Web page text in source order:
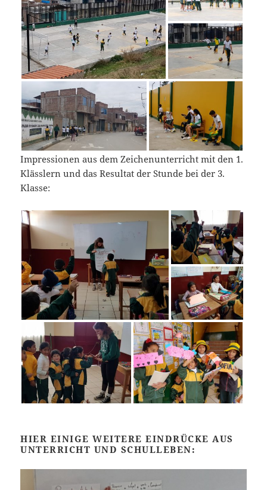
Impressionen aus dem Zeichenunterricht mit den 1.
Klässlern und das Resultat der Stunde bei der 3.
Klasse:
HIER EINIGE WEITERE EINDRÜCKE AUS
UNTERRICHT UND SCHULLEBEN: